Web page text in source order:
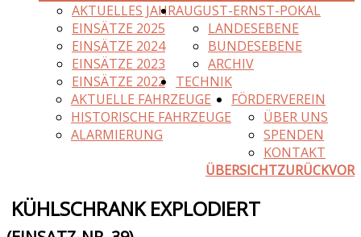
AKTUELLES JAHR
EINSÄTZE 2025
EINSÄTZE 2024
EINSÄTZE 2023
EINSÄTZE 2022
AUGUST-ERNST-POKAL
LANDESEBENE
BUNDESEBENE
ARCHIV
TECHNIK
AKTUELLE FAHRZEUGE
HISTORISCHE FAHRZEUGE
ALARMIERUNG
FÖRDERVEREIN
ÜBER UNS
SPENDEN
KONTAKT
ÜBERSICHTZURÜCKVOR
KÜHLSCHRANK EXPLODIERT